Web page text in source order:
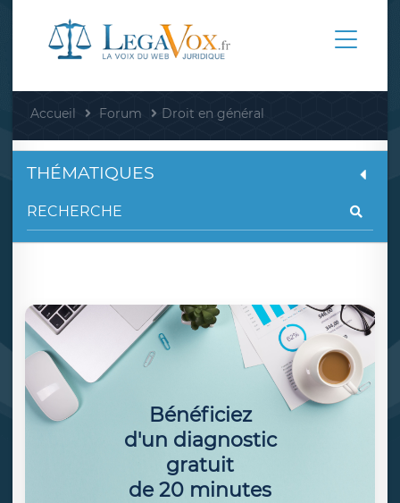
Accueil Forum Droit en général
THÉMATIQUES
Bénéficiez
d'un diagnostic
gratuit
de 20 minutes